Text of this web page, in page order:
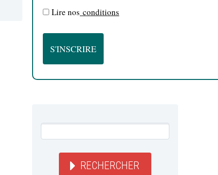
Lire nos conditions
RECHERCHER